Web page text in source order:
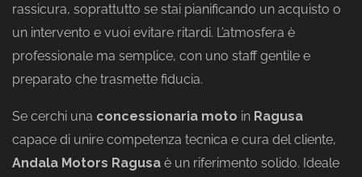
rassicura, soprattutto se stai pianificando un acquisto o
un intervento e vuoi evitare ritardi. L’atmosfera è
professionale ma semplice, con uno staff gentile e
preparato che trasmette fiducia.
Se cerchi una concessionaria moto in Ragusa
capace di unire competenza tecnica e cura del cliente,
Andala Motors Ragusa è un riferimento solido. Ideale